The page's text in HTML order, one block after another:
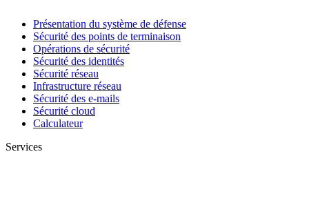
Présentation du système de défense
Sécurité des points de terminaison
Opérations de sécurité
Sécurité des identités
Sécurité réseau
Infrastructure réseau
Sécurité des e-mails
Sécurité cloud
Calculateur
Services